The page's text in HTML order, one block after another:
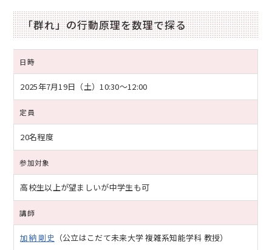
「群れ」の行動原理を数理で探る
日時
2025年7月19日（土） 10:30～12:00
定員
20名程度
参加対象
高校生以上が望ましいが中学生も可
講師
加納 剛史 （公立はこだて未来大学 複雑系知能学科 教授）